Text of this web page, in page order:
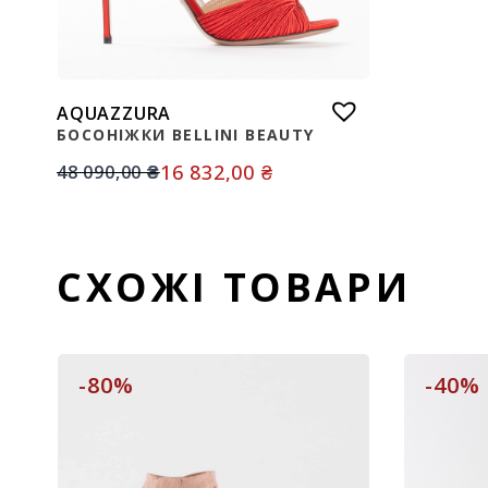
AQUAZZURA
БОСОНІЖКИ BELLINI BEAUTY
48 090,00₴16 832,00 ₴
СХОЖІ ТОВАРИ
-80% -40%